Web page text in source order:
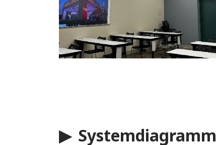
▶ Systemdiagramm